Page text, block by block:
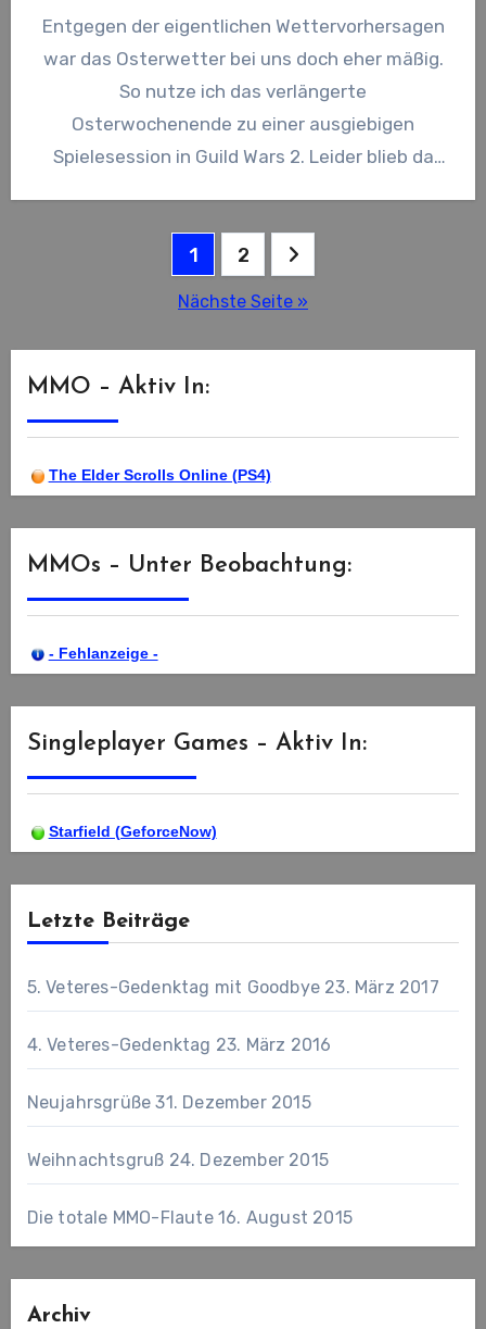
Entgegen der eigentlichen Wettervorhersagen
war das Osterwetter bei uns doch eher mäßig.
So nutze ich das verlängerte
Osterwochenende zu einer ausgiebigen
Spielesession in Guild Wars 2. Leider blieb da
Seitennummerierung
Beiträge
1 2
Nächste Seite »
MMO – Aktiv In:
The Elder Scrolls Online (PS4)
MMOs – Unter Beobachtung:
- Fehlanzeige -
Singleplayer Games – Aktiv In:
Starfield (GeforceNow)
Letzte Beiträge
5. Veteres-Gedenktag mit Goodbye 23. März 2017
4. Veteres-Gedenktag 23. März 2016
Neujahrsgrüße 31. Dezember 2015
Weihnachtsgruß 24. Dezember 2015
Die totale MMO-Flaute 16. August 2015
Archiv